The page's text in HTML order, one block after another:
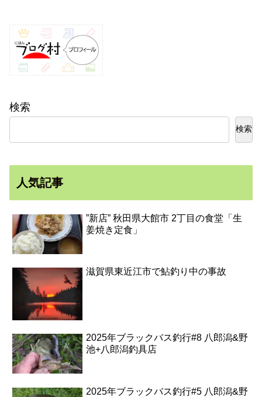
検索
検索
人気記事
”新店” 秋田県大館市 2丁目の食堂「生
姜焼き定食」
滋賀県東近江市で鮎釣り中の事故
2025年ブラックバス釣行#8 八郎潟&野
池+八郎潟釣具店
2025年ブラックバス釣行#5 八郎潟&野